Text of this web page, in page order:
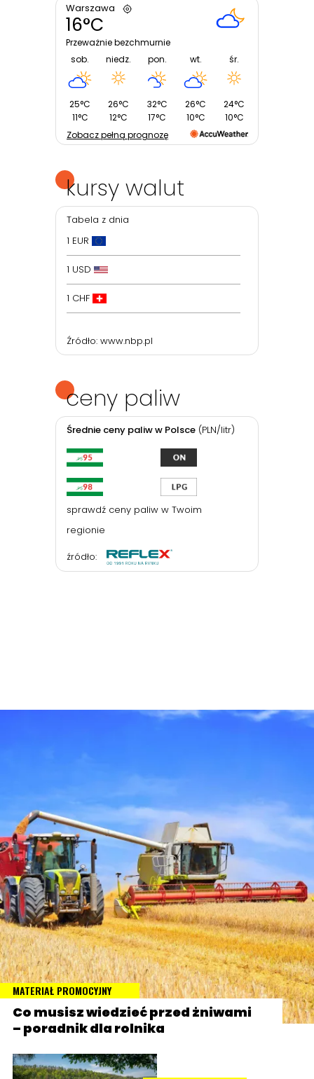
Warszawa
16°C
Przeważnie bezchmurnie
sob.
25°C
11°C
niedz.
26°C
12°C
pon.
32°C
17°C
wt.
26°C
10°C
śr.
24°C
10°C
Zobacz pełną prognozę
ceny paliw
Średnie ceny paliw w Polsce (PLN/litr)
sprawdź ceny paliw w Twoim
regionie
źródło:
kursy walut
Tabela z dnia
1 EUR
1 USD
1 CHF
Źródło: www.nbp.pl
MATERIAŁ PROMOCYJNY
Co musisz wiedzieć przed żniwami
– poradnik dla rolnika